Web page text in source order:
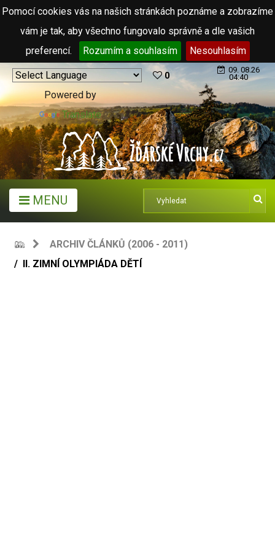
Pomocí cookies vás na našich stránkách poznáme a zobrazíme
vám je tak, aby všechno fungovalo správně a dle vašich
preferencí.
Rozumím a souhlasím Nesouhlasím
Powered by
Translate
0
09. 08.26
04:40
MENU
ARCHIV ČLÁNKŮ (2006 - 2011)
II. ZIMNÍ OLYMPIÁDA DĚTÍ